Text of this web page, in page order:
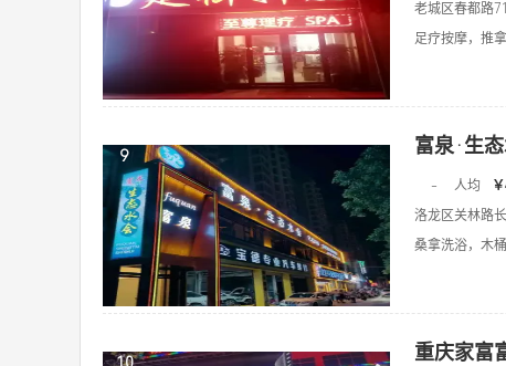
老城区春都路
足疗按摩，推
9 富泉·生
- 人均
洛龙区关林路
桑拿洗浴，木
重庆家富